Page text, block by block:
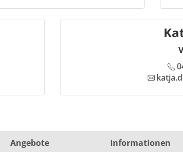
Angebote
Informationen